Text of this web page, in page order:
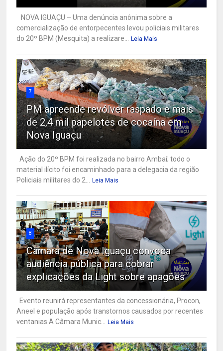
NOVA IGUAÇU – Uma denúncia anônima sobre a
comercialização de entorpecentes levou policiais militares
do 20º BPM (Mesquita) a realizare...
Leia Mais
7
PM apreende revólver raspado e mais
de 2,4 mil papelotes de cocaína em
Nova Iguaçu
Ação do 20º BPM foi realizada no bairro Ambaí; todo o
material ilícito foi encaminhado para a delegacia da região
Policiais militares do 2...
Leia Mais
8
Câmara de Nova Iguaçu convoca
audiência pública para cobrar
explicações da Light sobre apagões
Evento reunirá representantes da concessionária, Procon,
Aneel e população após transtornos causados por recentes
ventanias A Câmara Munic...
Leia Mais